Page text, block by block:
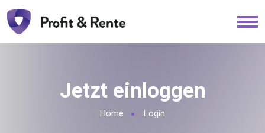
Jetzt einloggen
Home Login